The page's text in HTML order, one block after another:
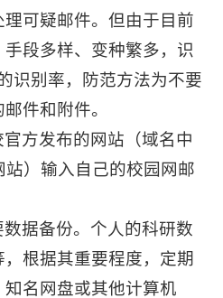
可疑邮件。但由于目前
段多样、变种繁多，识
识别率，防范方法为不要
件和附件。
方发布的网站（域名中
）输入自己的校园网邮
据备份。个人的科研数
根据其重要程度，定期
名网盘或其他计算机